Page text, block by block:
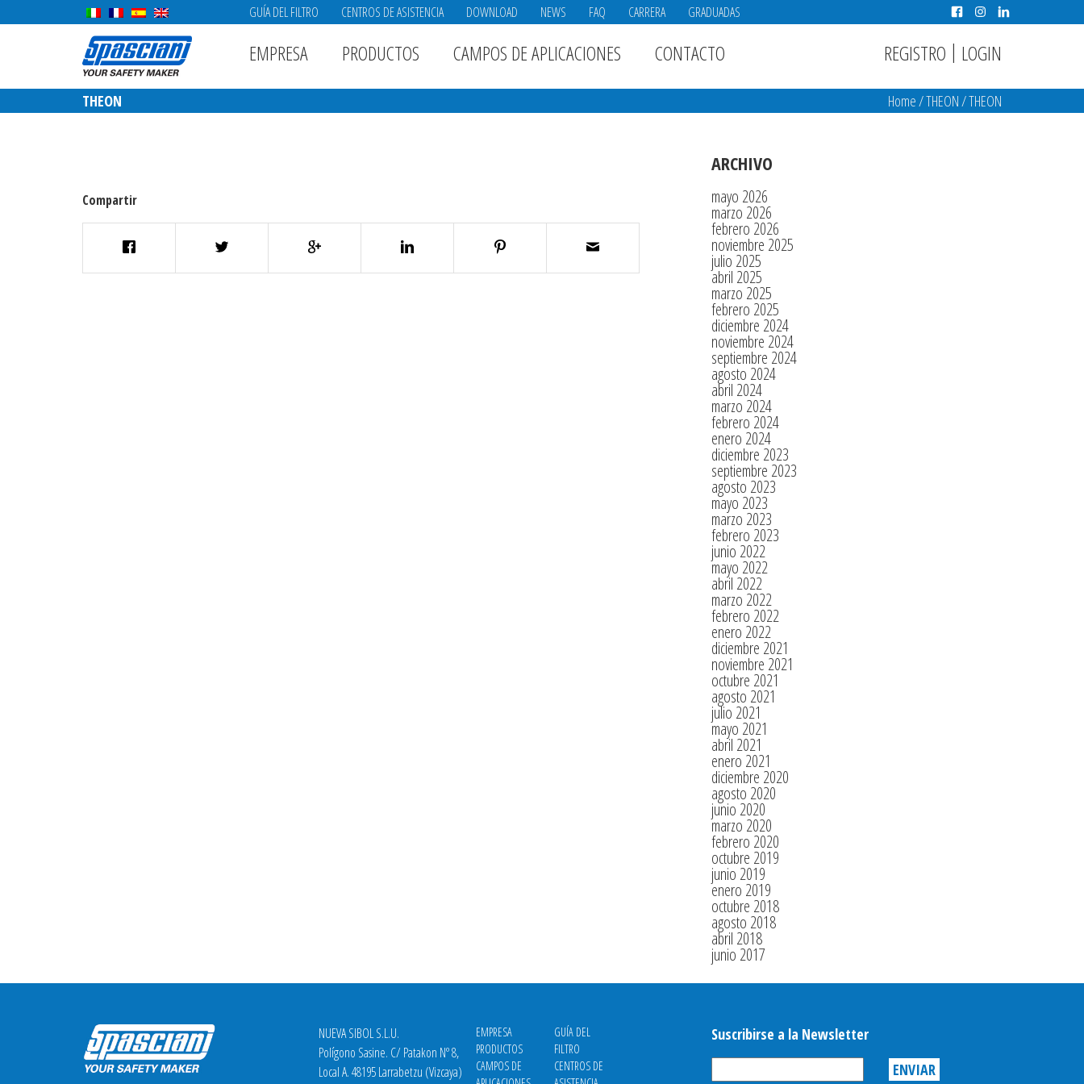
GUÍA DEL FILTRO CENTROS DE ASISTENCIA DOWNLOAD NEWS FAQ CARRERA GRADUADAS
EMPRESA PRODUCTOS CAMPOS DE APLICACIONES CONTACTO REGISTRO | LOGIN
THEON Home/THEON/THEON
Compartir
ARCHIVO
mayo 2026
marzo 2026
febrero 2026
noviembre 2025
julio 2025
abril 2025
marzo 2025
febrero 2025
diciembre 2024
noviembre 2024
septiembre 2024
agosto 2024
abril 2024
marzo 2024
febrero 2024
enero 2024
diciembre 2023
septiembre 2023
agosto 2023
mayo 2023
marzo 2023
febrero 2023
junio 2022
mayo 2022
abril 2022
marzo 2022
febrero 2022
enero 2022
diciembre 2021
noviembre 2021
octubre 2021
agosto 2021
julio 2021
mayo 2021
abril 2021
enero 2021
diciembre 2020
agosto 2020
junio 2020
marzo 2020
febrero 2020
octubre 2019
junio 2019
enero 2019
octubre 2018
agosto 2018
abril 2018
junio 2017
NUEVA SIBOL S.L.U.
Polígono Sasine. C/ Patakon Nº 8,
Local A. 48195 Larrabetzu (Vizcaya)
EMPRESA
PRODUCTOS
CAMPOS DE
GUÍA DEL
FILTRO
CENTROS DE
Suscribirse a la Newsletter